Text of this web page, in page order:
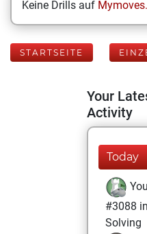
Keine Drills auf
STARTSEITE
Your
Activity
Today
#3088
Solving